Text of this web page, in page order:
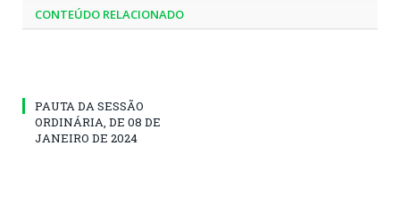
CONTEÚDO RELACIONADO
PAUTA DA SESSÃO
ORDINÁRIA, DE 08 DE
JANEIRO DE 2024